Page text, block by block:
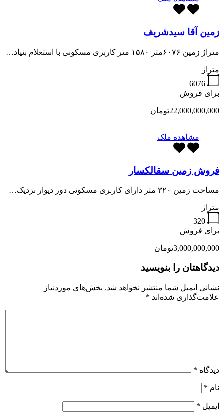
زمین آقا سیدشریف
متراژ زمین ۶۰۷۶متر ۱۵۸۰ متر کاربری مسکونی با استعلام بنیاد…
متراژ
6076
برای فروش
22,000,000,000تومان
مشاهده ملک
فروش زمین سقالکسار
مساحت زمین ۳۲۰ متر دارای کاربری مسکونی دور دیوار نزدیک…
متراژ
320
برای فروش
3,000,000,000تومان
دیدگاهتان را بنویسید
نشانی ایمیل شما منتشر نخواهد شد. بخش‌های موردنیاز
علامت‌گذاری شده‌اند *
دیدگاه *
نام *
ایمیل *